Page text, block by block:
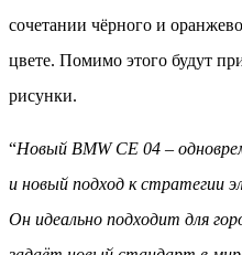
сочетании чёрного и
цвете. Помимо этого будут
рисунки.
“Новый BMW CE 04 –
и новый подход к стратегии
Он идеально подходит для